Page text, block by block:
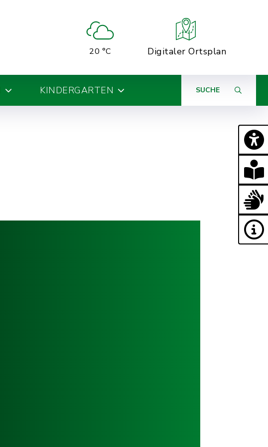
20 °C Digitaler Ortsplan
KINDERGARTEN SUCHE